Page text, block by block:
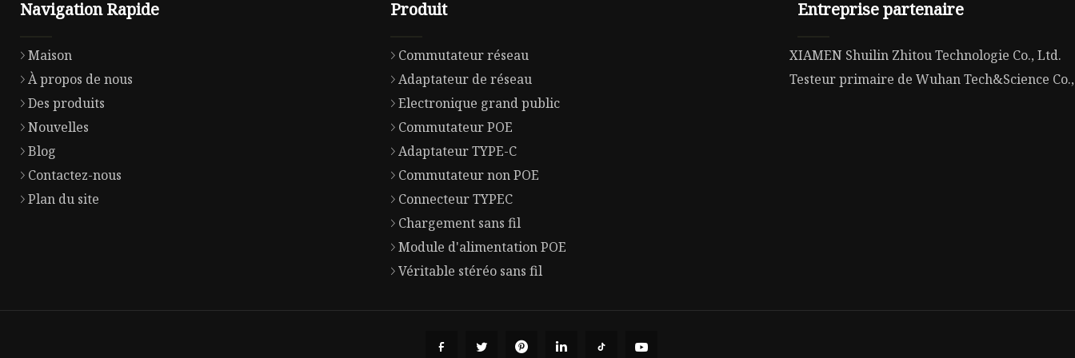
Navigation Rapide
Maison
À propos de nous
Des produits
Nouvelles
Blog
Contactez-nous
Plan du site
Produit
Commutateur réseau
Adaptateur de réseau
Electronique grand public
Commutateur POE
Adaptateur TYPE-C
Commutateur non POE
Connecteur TYPEC
Chargement sans fil
Module d'alimentation POE
Véritable stéréo sans fil
Entreprise partenaire
XIAMEN Shuilin Zhitou Technologie Co., Ltd.
Testeur primaire de Wuhan Tech&Science